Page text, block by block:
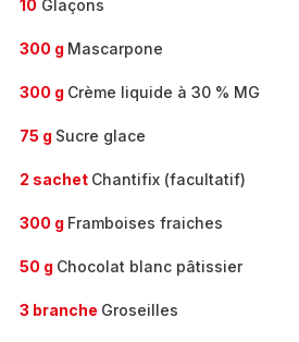
10 Glaçons
300 g Mascarpone
300 g Crème liquide à 30 % MG
75 g Sucre glace
2 sachet Chantifix (facultatif)
300 g Framboises fraiches
50 g Chocolat blanc pâtissier
3 branche Groseilles